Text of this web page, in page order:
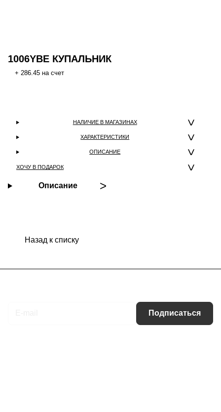
1006YBE КУПАЛЬНИК
+ 286.45 на счет
НАЛИЧИЕ В МАГАЗИНАХ
ХАРАКТЕРИСТИКИ
ОПИСАНИЕ
ХОЧУ В ПОДАРОК
Описание
Назад к списку
Подписаться